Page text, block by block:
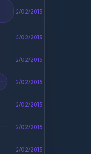
2/02/2015
2/02/2015
2/02/2015
2/02/2015
2/02/2015
2/02/2015
2/02/2015